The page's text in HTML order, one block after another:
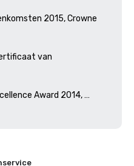
2015, Crowne
van
Award 2014,
van TripAdvisor 2014